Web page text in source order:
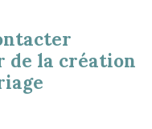
de la création